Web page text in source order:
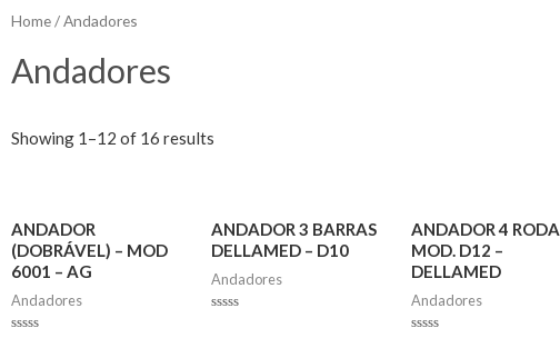
Home/ Andadores
Andadores
Showing 1–12 of 16 results
ANDADOR
(DOBRÁVEL) – MOD
6001 – AG
Andadores
ANDADOR 3 BARRAS
DELLAMED – D10
Andadores
ANDADOR 4
MOD. D12 –
DELLAMED
Andadores